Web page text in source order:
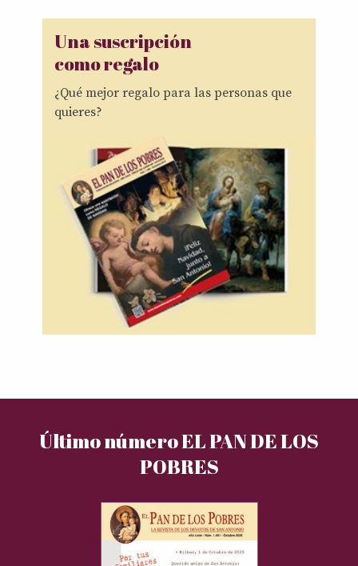
Una suscripción
como regalo
¿Qué mejor regalo para las personas que
quieres?
Último número EL PAN DE LOS
POBRES